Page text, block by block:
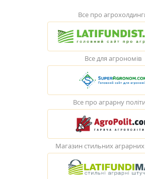
Все про
Все для агрономів
Все про аграрну
Магазин стильних